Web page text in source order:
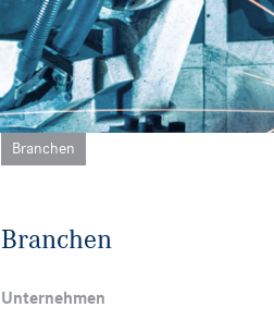
Branchen
Branchen
Unternehmen